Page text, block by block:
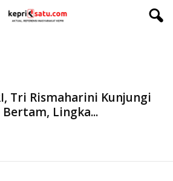
Tri Rismaharini Kunjungi
Lingka...